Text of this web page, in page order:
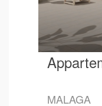
MALAGA